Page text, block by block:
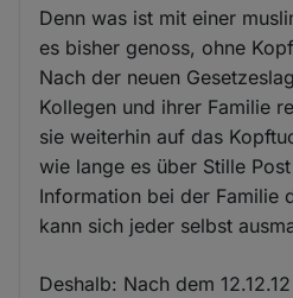
Denn was ist mit einer
es bisher genoss, ohne
Nach der neuen
Kollegen und ihrer Familie
sie weiterhin auf das
wie lange es über Stille
Information bei der Familie
kann sich jeder selbst
Deshalb: Nach dem